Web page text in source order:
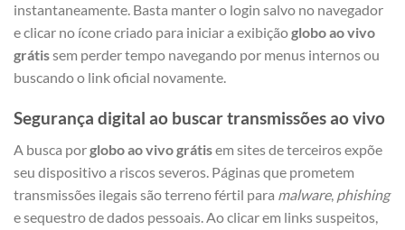
instantaneamente. Basta manter o login salvo no navegador
e clicar no ícone criado para iniciar a exibiçãoglobo ao vivo
grátissem perder tempo navegando por menus internos ou
buscando o link oficial novamente.
Segurança digital ao buscar transmissões ao vivo
A busca porglobo ao vivo grátisem sites de terceiros expõe
seu dispositivo a riscos severos. Páginas que prometem
transmissões ilegais são terreno fértil para malware, phishing
e sequestro de dados pessoais. Ao clicar em links suspeitos,